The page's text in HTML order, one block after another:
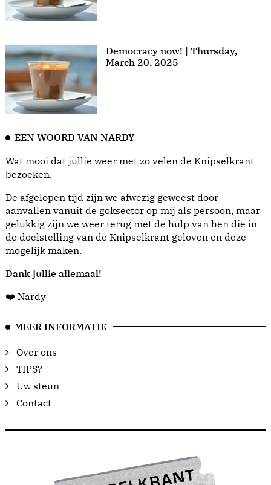
Democracy now! | Thursday,
March 20, 2025
EEN WOORD VAN NARDY
Wat mooi dat jullie weer met zo velen de Knipselkrant
bezoeken.
De afgelopen tijd zijn we afwezig geweest door
aanvallen vanuit de goksector op mij als persoon, maar
gelukkig zijn we weer terug met de hulp van hen die in
de doelstelling van de Knipselkrant geloven en deze
mogelijk maken.
Dank jullie allemaal!
❤️ Nardy
MEER INFORMATIE
Over ons
TIPS?
Uw steun
Contact